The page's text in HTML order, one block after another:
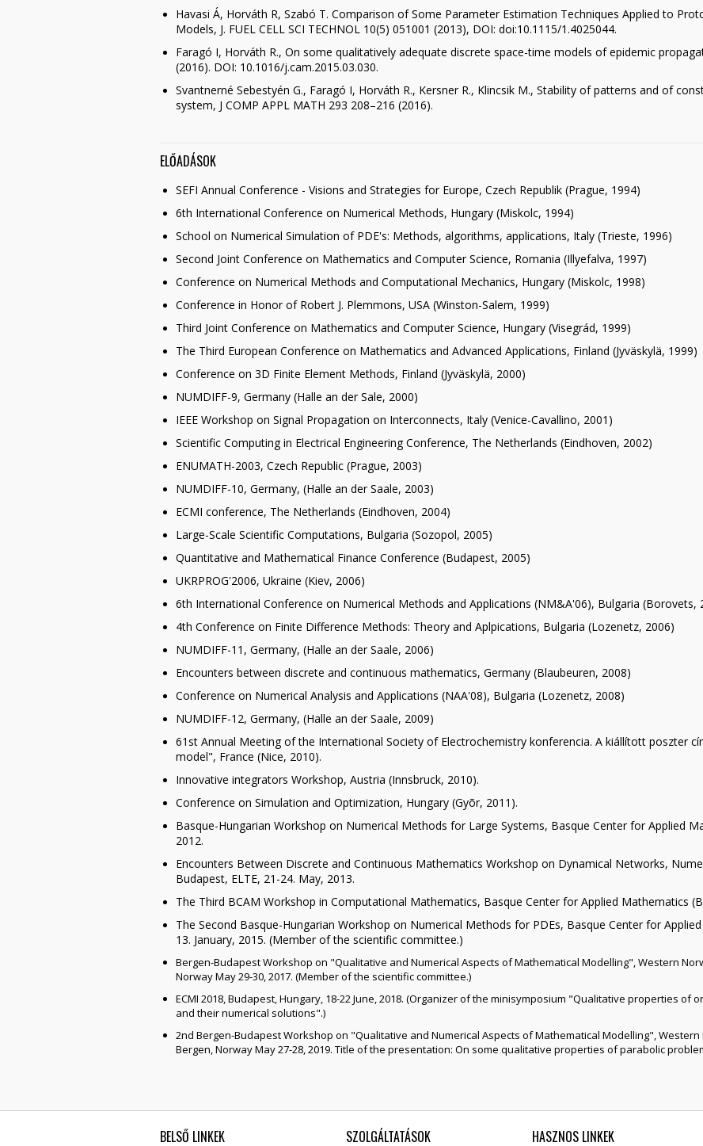
Havasi Á, Horváth R, Szabó T. Comparison of Some Parameter Estimation Techniques Applied to
Models, J. FUEL CELL SCI TECHNOL 10(5) 051001 (2013), DOI: doi:10.1115/1.4025044.
Faragó I, Horváth R., On some qualitatively adequate discrete space-time models of epidemic
(2016). DOI: 10.1016/j.cam.2015.03.030.
Svantnerné Sebestyén G., Faragó I, Horváth R., Kersner R., Klincsik M., Stability of patterns and of
system, J COMP APPL MATH 293 208–216 (2016).
ELŐADÁSOK
SEFI Annual Conference - Visions and Strategies for Europe, Czech Republik (Prague, 1994)
6th International Conference on Numerical Methods, Hungary (Miskolc, 1994)
School on Numerical Simulation of PDE's: Methods, algorithms, applications, Italy (Trieste, 1996)
Second Joint Conference on Mathematics and Computer Science, Romania (Illyefalva, 1997)
Conference on Numerical Methods and Computational Mechanics, Hungary (Miskolc, 1998)
Conference in Honor of Robert J. Plemmons, USA (Winston-Salem, 1999)
Third Joint Conference on Mathematics and Computer Science, Hungary (Visegrád, 1999)
The Third European Conference on Mathematics and Advanced Applications, Finland (Jyväskylä, 1999)
Conference on 3D Finite Element Methods, Finland (Jyväskylä, 2000)
NUMDIFF-9, Germany (Halle an der Sale, 2000)
IEEE Workshop on Signal Propagation on Interconnects, Italy (Venice-Cavallino, 2001)
Scientific Computing in Electrical Engineering Conference, The Netherlands (Eindhoven, 2002)
ENUMATH-2003, Czech Republic (Prague, 2003)
NUMDIFF-10, Germany, (Halle an der Saale, 2003)
ECMI conference, The Netherlands (Eindhoven, 2004)
Large-Scale Scientific Computations, Bulgaria (Sozopol, 2005)
Quantitative and Mathematical Finance Conference (Budapest, 2005)
UKRPROG'2006, Ukraine (Kiev, 2006)
6th International Conference on Numerical Methods and Applications (NM&A'06), Bulgaria (Borovets,
4th Conference on Finite Difference Methods: Theory and Aplpications, Bulgaria (Lozenetz, 2006)
NUMDIFF-11, Germany, (Halle an der Saale, 2006)
Encounters between discrete and continuous mathematics, Germany (Blaubeuren, 2008)
Conference on Numerical Analysis and Applications (NAA'08), Bulgaria (Lozenetz, 2008)
NUMDIFF-12, Germany, (Halle an der Saale, 2009)
61st Annual Meeting of the International Society of Electrochemistry konferencia. A kiállított poszter
model", France (Nice, 2010).
Innovative integrators Workshop, Austria (Innsbruck, 2010).
Conference on Simulation and Optimization, Hungary (Gyõr, 2011).
Basque-Hungarian Workshop on Numerical Methods for Large Systems, Basque Center for Applied
2012.
Encounters Between Discrete and Continuous Mathematics Workshop on Dynamical Networks,
Budapest, ELTE, 21-24. May, 2013.
The Third BCAM Workshop in Computational Mathematics, Basque Center for Applied Mathematics
The Second Basque-Hungarian Workshop on Numerical Methods for PDEs, Basque Center for
13. January, 2015. (Member of the scientific committee.)
Bergen-Budapest Workshop on "Qualitative and Numerical Aspects of Mathematical Modelling", Western
Norway May 29-30, 2017. (Member of the scientific committee.)
ECMI 2018, Budapest, Hungary, 18-22 June, 2018. (Organizer of the minisymposium "Qualitative properties
and their numerical solutions".)
2nd Bergen-Budapest Workshop on "Qualitative and Numerical Aspects of Mathematical Modelling",
Bergen, Norway May 27-28, 2019. Title of the presentation: On some qualitative properties of parabolic
BELSŐ LINKEK SZOLGÁLTATÁSOK HASZNOS LINKEK